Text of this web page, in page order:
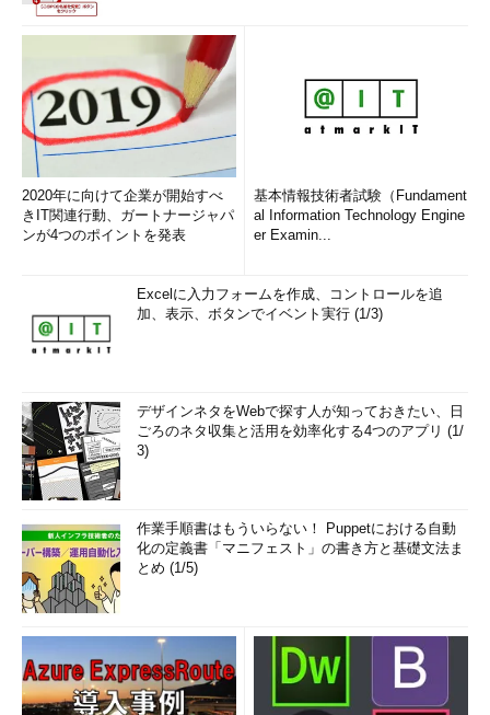
2020年に向けて企業が開始すべ
きIT関連行動、ガートナージャパ
ンが4つのポイントを発表
基本情報技術者試験（Fundament
al Information Technology Engine
er Examin...
Excelに入力フォームを作成、コントロールを追
加、表示、ボタンでイベント実行 (1/3)
デザインネタをWebで探す人が知っておきたい、日
ごろのネタ収集と活用を効率化する4つのアプリ (1/
3)
作業手順書はもういらない！ Puppetにおける自動
化の定義書「マニフェスト」の書き方と基礎文法ま
とめ (1/5)